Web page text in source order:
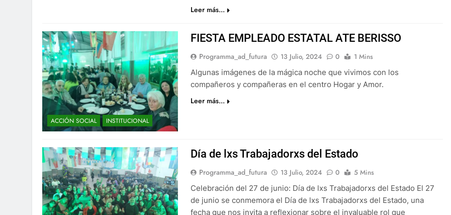
Leer más...
ACCIÓN SOCIAL INSTITUCIONAL
FIESTA EMPLEADO ESTATAL ATE BERISSO
Programma_ad_futura 13 Julio, 2024 0
1 Mins
Algunas imágenes de la mágica noche que vivimos con los
compañeros y compañeras en el centro Hogar y Amor.
Leer más...
Día de lxs Trabajadorxs del Estado
Programma_ad_futura 13 Julio, 2024 0
5 Mins
Celebración del 27 de junio: Día de lxs Trabajadorxs del Estado El 27
de junio se conmemora el Día de lxs Trabajadorxs del Estado, una
fecha que nos invita a reflexionar sobre el invaluable rol que